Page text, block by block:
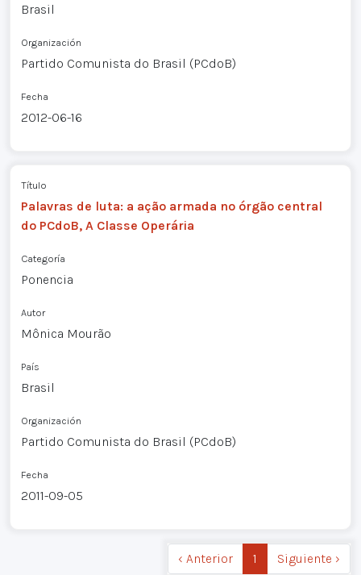
Brasil
Organización
Partido Comunista do Brasil (PCdoB)
Fecha
2012-06-16
Título
Palavras de luta: a ação armada no órgão central
do PCdoB, A Classe Operária
Categoría
Ponencia
Autor
Mônica Mourão
País
Brasil
Organización
Partido Comunista do Brasil (PCdoB)
Fecha
2011-09-05
‹ Anterior 1 Siguiente ›